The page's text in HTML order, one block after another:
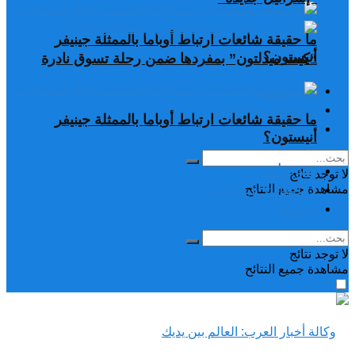
ما حقيقة شائعات ارتباط أوباما بالممثلة جينيفر
أنيستون؟
تغريدات
دراسات وبحوث
رياضة
لا توجد نتائج
مشاهدة جميع النتائح
“كيت ميدلتون” بمفردها ضمن رحلة تسوق نادرة
ما حقيقة شائعات ارتباط أوباما بالممثلة جينيفر
أنيستون؟
تغريدات
دراسات وبحوث
لا توجد نتائج
مشاهدة جميع النتائح